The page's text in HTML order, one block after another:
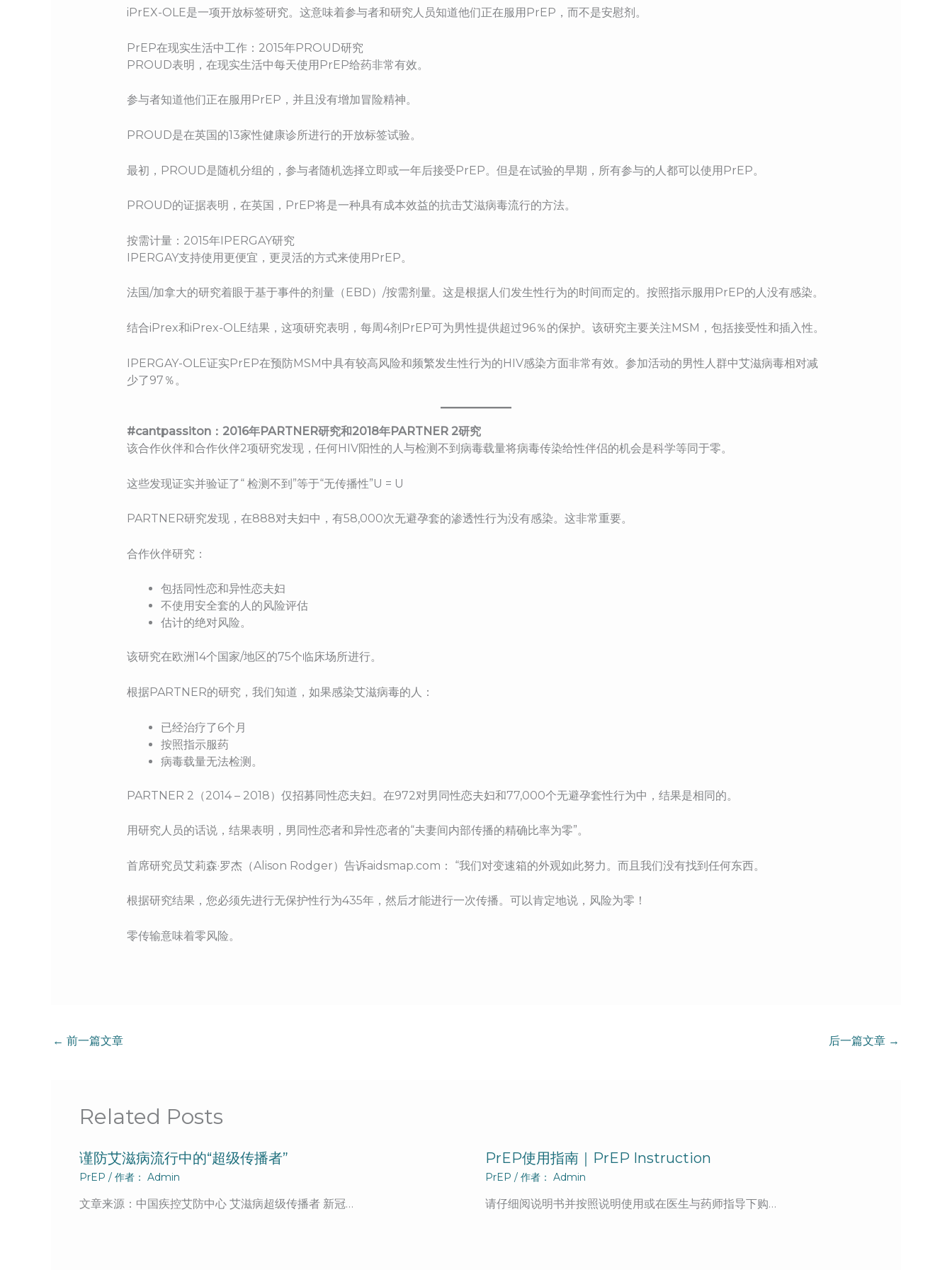
iPrEX-OLE是一项开放标签研究。这意味着参与者和研究人员知道他们正在服用PrEP，而不是安慰剂。
PrEP在现实生活中工作：2015年PROUD研究
PROUD表明，在现实生活中每天使用PrEP给药非常有效。
参与者知道他们正在服用PrEP，并且没有增加冒险精神。
PROUD是在英国的13家性健康诊所进行的开放标签试验。
最初，PROUD是随机分组的，参与者随机选择立即或一年后接受PrEP。但是在试验的早期，所有参与的人都可以使用PrEP。
PROUD的证据表明，在英国，PrEP将是一种具有成本效益的抗击艾滋病毒流行的方法。
按需计量：2015年IPERGAY研究
IPERGAY支持使用更便宜，更灵活的方式来使用PrEP。
法国/加拿大的研究着眼于基于事件的剂量（EBD）/按需剂量。这是根据人们发生性行为的时间而定的。按照指示服用PrEP的人没有感染。
结合iPrex和iPrex-OLE结果，这项研究表明，每周4剂PrEP可为男性提供超过96％的保护。该研究主要关注MSM，包括接受性和插入性。
IPERGAY-OLE证实PrEP在预防MSM中具有较高风险和频繁发生性行为的HIV感染方面非常有效。参加活动的男性人群中艾滋病毒相对减
少了97％。
#cantpassiton：2016年PARTNER研究和2018年PARTNER 2研究
该合作伙伴和合作伙伴2项研究发现，任何HIV阳性的人与检测不到病毒载量将病毒传染给性伴侣的机会是科学等同于零。
这些发现证实并验证了“ 检测不到”等于“无传播性”U = U
PARTNER研究发现，在888对夫妇中，有58,000次无避孕套的渗透性行为没有感染。这非常重要。
合作伙伴研究：
包括同性恋和异性恋夫妇
不使用安全套的人的风险评估
估计的绝对风险。
该研究在欧洲14个国家/地区的75个临床场所进行。
根据PARTNER的研究，我们知道，如果感染艾滋病毒的人：
已经治疗了6个月
按照指示服药
病毒载量无法检测。
PARTNER 2（2014 – 2018）仅招募同性恋夫妇。在972对男同性恋夫妇和77,000个无避孕套性行为中，结果是相同的。
用研究人员的话说，结果表明，男同性恋者和异性恋者的“夫妻间内部传播的精确比率为零”。
首席研究员艾莉森·罗杰（Alison Rodger）告诉aidsmap.com： “我们对变速箱的外观如此努力。而且我们没有找到任何东西。
根据研究结果，您必须先进行无保护性行为435年，然后才能进行一次传播。可以肯定地说，风险为零！
零传输意味着零风险。
← 前一篇文章 后一篇文章 →
Related Posts
谨防艾滋病流行中的“超级传播者”
PrEP / 作者： Admin
文章来源：中国疾控艾防中心 艾滋病超级传播者 新冠…
PrEP使用指南｜PrEP Instruction
PrEP / 作者： Admin
请仔细阅说明书并按照说明使用或在医生与药师指导下购…